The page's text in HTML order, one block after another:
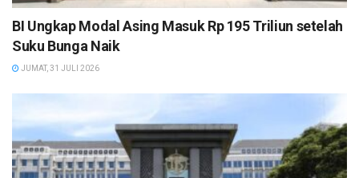
BI Ungkap Modal Asing Masuk Rp 195 Triliun setelah
Suku Bunga Naik
JUMAT, 31 JULI 2026